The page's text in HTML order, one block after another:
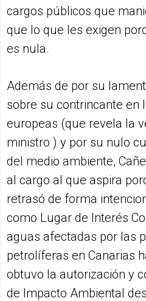
cargos públicos que
que lo que les exigen
es nula.
Además de por su
sobre su contrincante en
europeas (que revela la
ministro ) y por su nulo
del medio ambiente,
al cargo al que aspira
retrasó de forma
como Lugar de Interés
aguas afectadas por las
petrolíferas en Canarias
obtuvo la autorización y
de Impacto Ambiental